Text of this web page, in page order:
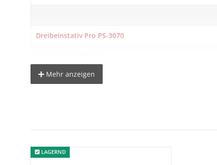
Dreibeinstativ Pro PS-3070
° Transportmaß: 730 mm
° hochwertige Verarbeitung
° drehbare Mittelsäule mit 3/8" Gewinde
° Gummifüße und Spikefüße
° Gewicht: 3045g
Mehr anzeigen
LAGERND